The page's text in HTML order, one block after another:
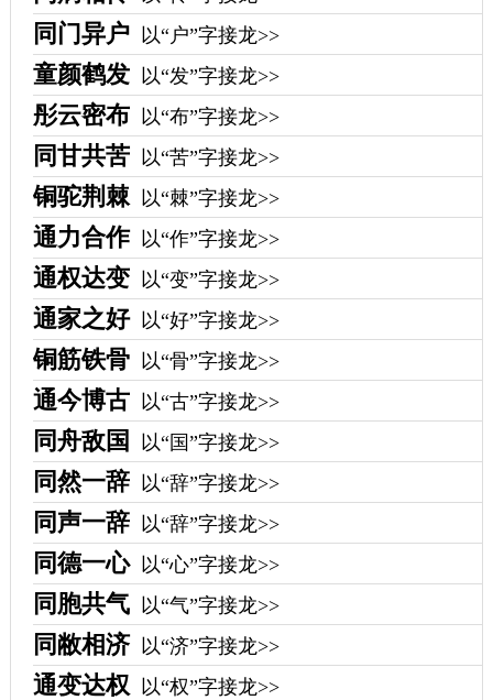
同门异户 以“户”字接龙>>
童颜鹤发 以“发”字接龙>>
彤云密布 以“布”字接龙>>
同甘共苦 以“苦”字接龙>>
铜驼荆棘 以“棘”字接龙>>
通力合作 以“作”字接龙>>
通权达变 以“变”字接龙>>
通家之好 以“好”字接龙>>
铜筋铁骨 以“骨”字接龙>>
通今博古 以“古”字接龙>>
同舟敌国 以“国”字接龙>>
同然一辞 以“辞”字接龙>>
同声一辞 以“辞”字接龙>>
同德一心 以“心”字接龙>>
同胞共气 以“气”字接龙>>
同敝相济 以“济”字接龙>>
通变达权 以“权”字接龙>>